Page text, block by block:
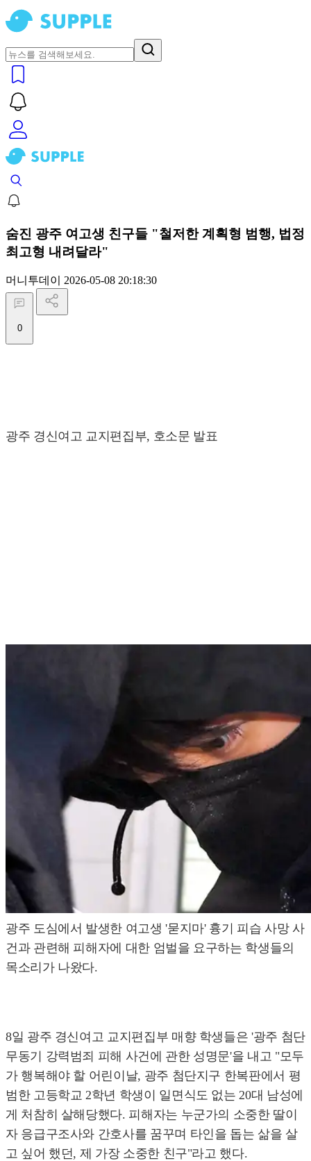
숨진 광주 여고생 친구들 "철저한 계획형 범행, 법정
최고형 내려달라"
머니투데이 2026-05-08 20:18:30
0
광주 경신여고 교지편집부, 호소문 발표
광주 도심에서 발생한 여고생 '묻지마' 흉기 피습 사망 사
건과 관련해 피해자에 대한 엄벌을 요구하는 학생들의
목소리가 나왔다.
8일 광주 경신여고 교지편집부 매향 학생들은 '광주 첨단
무동기 강력범죄 피해 사건에 관한 성명문'을 내고 "모두
가 행복해야 할 어린이날, 광주 첨단지구 한복판에서 평
범한 고등학교 2학년 학생이 일면식도 없는 20대 남성에
게 처참히 살해당했다. 피해자는 누군가의 소중한 딸이
자 응급구조사와 간호사를 꿈꾸며 타인을 돕는 삶을 살
고 싶어 했던, 제 가장 소중한 친구"라고 했다.